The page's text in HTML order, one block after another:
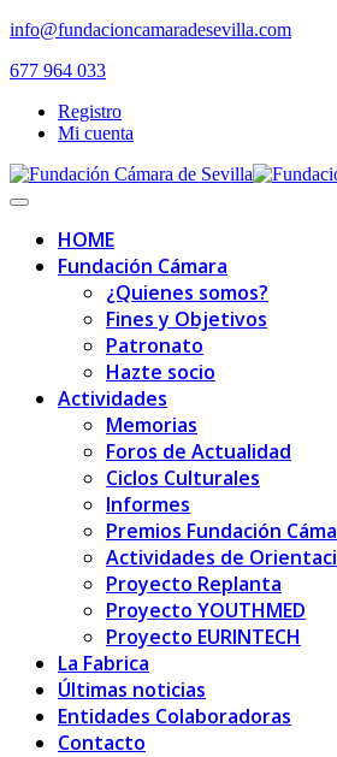
Skip
content
info@fundacioncamaradesevilla.com
677 964 033
Registro
Mi cuenta
Toggle
navigationHOME
Fundación Cámara
¿Quienes somos?
Fines y Objetivos
Patronato
Hazte socio
Actividades
Memorias
Foros de Actualidad
Ciclos Culturales
Informes
Premios Fundación
Actividades de
Proyecto Replanta
Proyecto YOUTHMED
Proyecto EURINTECH
La Fabrica
Últimas noticias
Entidades Colaboradoras
Contacto